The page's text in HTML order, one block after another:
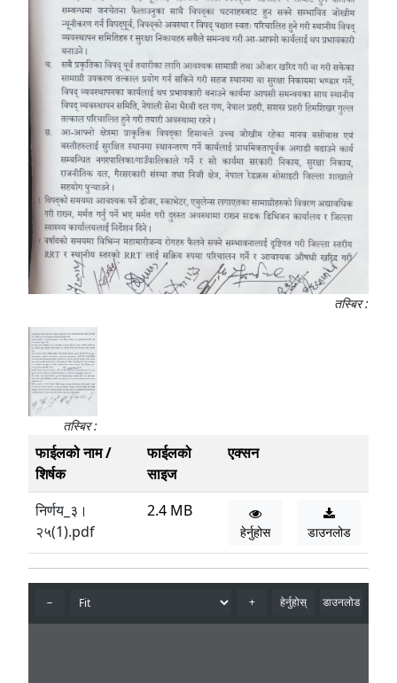
तस्बिर :
तस्बिर :
फाईलको नाम /
शिर्षक
फाईलको
साइज
एक्सन
निर्णय_३।
२५(1).pdf
2.4 MB
हेर्नुहोस डाउनलोड